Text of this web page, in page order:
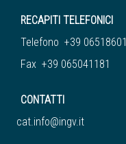
RECAPITI TELEFONICI
Telefono +39 06518601
Fax +39 065041181
CONTATTI
cat.info@ingv.it